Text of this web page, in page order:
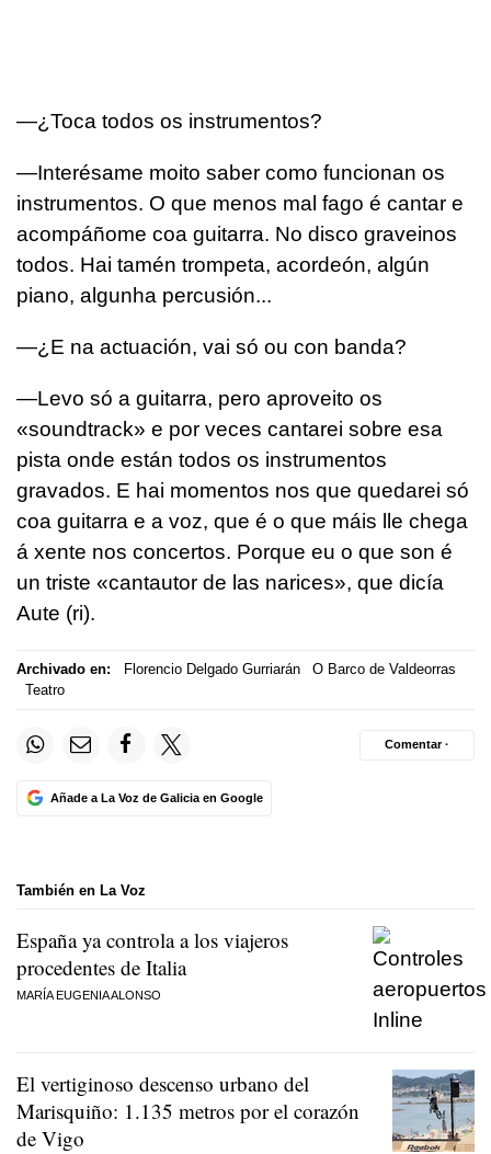
—¿Toca todos os instrumentos?
—Interésame moito saber como funcionan os
instrumentos. O que menos mal fago é cantar e
acompáñome coa guitarra. No disco graveinos
todos. Hai tamén trompeta, acordeón, algún
piano, algunha percusión...
—¿E na actuación, vai só ou con banda?
—Levo só a guitarra, pero aproveito os
«soundtrack» e por veces cantarei sobre esa
pista onde están todos os instrumentos
gravados. E hai momentos nos que quedarei só
coa guitarra e a voz, que é o que máis lle chega
á xente nos concertos. Porque eu o que son é
un triste «cantautor de las narices», que dicía
Aute (ri).
Archivado en: Florencio Delgado Gurriarán
O Barco de Valdeorras
Teatro
Añade a La Voz de Galicia en Google
Comentar ·
También en La Voz
España ya controla a los viajeros
procedentes de Italia
MARÍA EUGENIA ALONSO
El vertiginoso descenso urbano del
Marisquiño: 1.135 metros por el corazón
de Vigo